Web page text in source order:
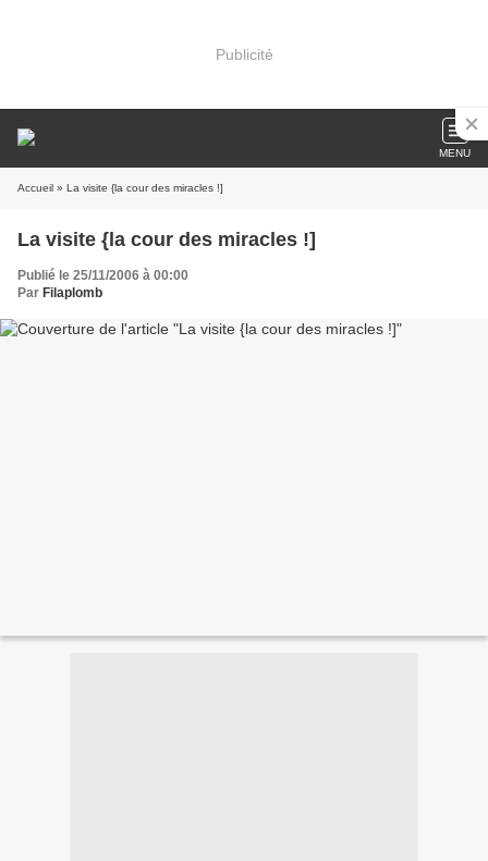
Publicité
MENU
Accueil » La visite {la cour des miracles !]
La visite {la cour des miracles !]
Publié le 25/11/2006 à 00:00
Par Filaplomb